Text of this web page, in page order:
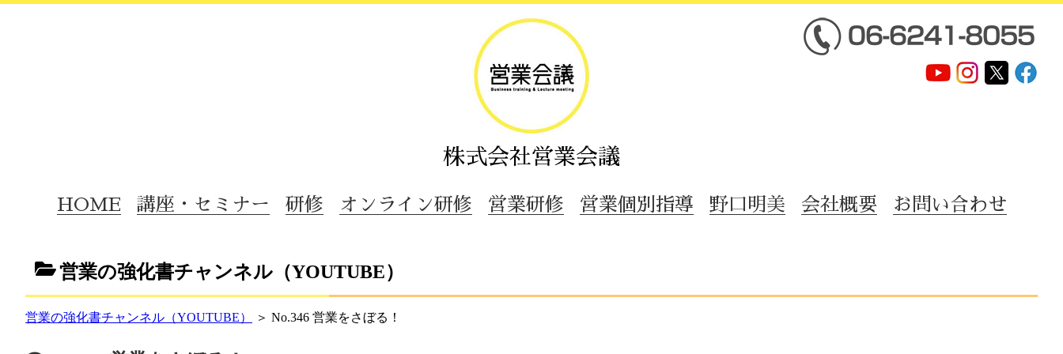
株式会社営業会議
HOME 講座・セミナー 研修 オンライン研修 営業研修 営業個別指導 野口明美 会社概要 お問い合わせ
営業の強化書チャンネル（YOUTUBE）
営業の強化書チャンネル（YOUTUBE） ＞ No.346 営業をさぼる！